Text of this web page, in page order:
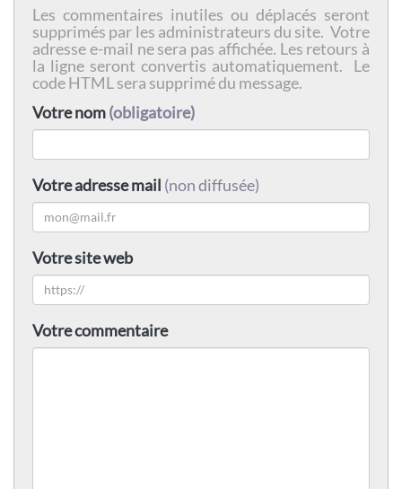
Les commentaires inutiles ou déplacés seront
supprimés par les administrateurs du site. Votre
adresse e-mail ne sera pas affichée. Les retours à
la ligne seront convertis automatiquement. Le
code HTML sera supprimé du message.
Votre nom(obligatoire)
Votre adresse mail (non diffusée)
Votre site web
Votre commentaire